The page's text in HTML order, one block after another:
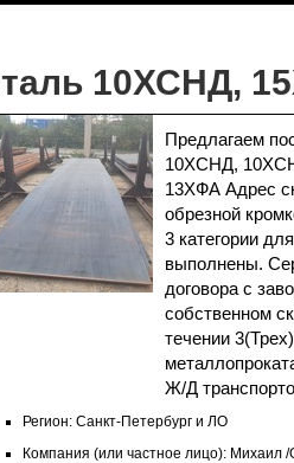
10ХСНД,
Предлагаем
10ХСНД,
13ХФА Адрес
обрезной
3 категории
выполнены.
договора с
собственном
течении
Ж/Д
Регион: Санкт-Петербург и ЛО
Компания (или частное лицо): Михаил